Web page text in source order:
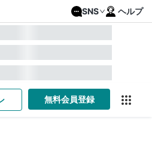
SNS ヘルプ
無料会員登録